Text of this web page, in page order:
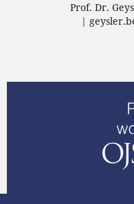
Prof. Dr.
|